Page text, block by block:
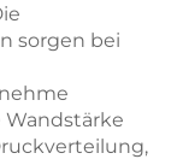
sorgen bei